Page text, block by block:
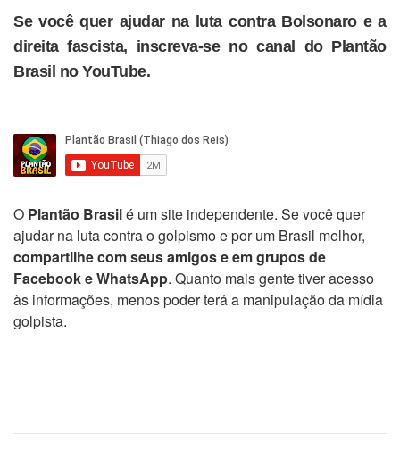
Se você quer ajudar na luta contra Bolsonaro e a
direita fascista, inscreva-se no canal do Plantão
Brasil no YouTube.
O Plantão Brasilé um site independente. Se você quer
ajudar na luta contra o golpismo e por um Brasil melhor,
compartilhe com seus amigos e em grupos de
Facebook e WhatsApp. Quanto mais gente tiver acesso
às informações, menos poder terá a manipulação da mídia
golpista.